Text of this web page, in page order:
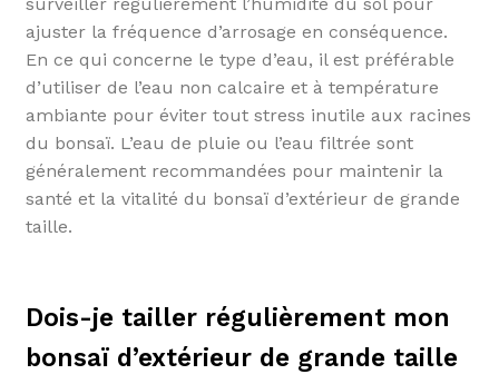
ajuster la fréquence d’arrosage en conséquence.
En ce qui concerne le type d’eau, il est préférable
d’utiliser de l’eau non calcaire et à température
ambiante pour éviter tout stress inutile aux racines
du bonsaï. L’eau de pluie ou l’eau filtrée sont
généralement recommandées pour maintenir la
santé et la vitalité du bonsaï d’extérieur de grande
taille.
Dois-je tailler régulièrement mon
bonsaï d’extérieur de grande taille